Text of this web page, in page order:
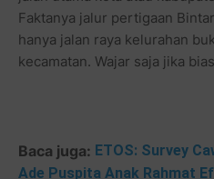
Faktanya jalur pertigaan
hanya jalan raya kelurahan
kecamatan. Wajar saja jika
Baca juga: ETOS: Survey
Ade Puspita Anak Rahmat